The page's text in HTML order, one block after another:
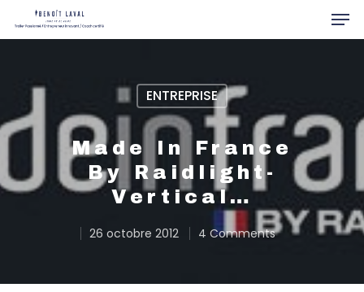
Hit enter to search or ESC to close
ENTREPRISE
Made In France
By Raidlight-
Vertical…
26 octobre 2012 4 Comments